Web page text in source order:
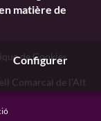
matière de
Configurer
de Cookies
Comarcal de l'Alt